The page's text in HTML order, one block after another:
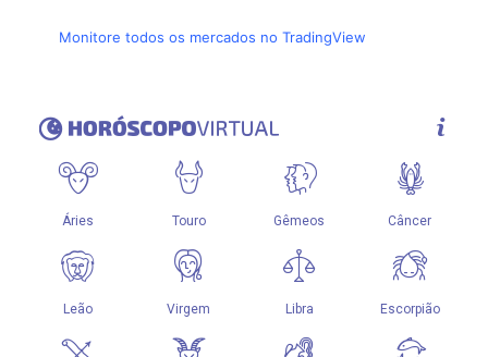
Monitore todos os mercados no TradingView